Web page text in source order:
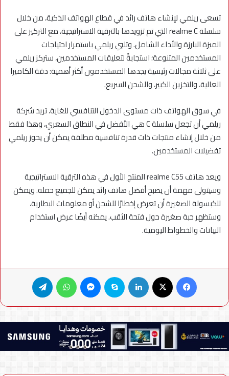
تسعى ريلمي لإنشاء هاتف رائد في قطاع الهواتف الذكية، من خلال
سلسلة realme C التي تم تزويدها بالترقية الاستراتيجية، مع التركيز على
الميزة البارزة والأداء الشامل. وتلبي ريلمي باستمرار احتياجات
المستخدمين المتنوعة؛ استجابةً لتعليقات المستخدمين، ستركز ريلمي
على ثلاثة مجالات رئيسية يجدها المستخدمون أكثر أهمية: دقة الكاميرا
العالية، والتخزين الكبير، والشحن السريع.
في سوق الهواتف ذات مستوى الدخول التنافسي للغاية، تريد شركة
ريلمي أن تجعل سلسلة C هي الأفضل في النطاق السعري، وهذا فقط
من خلال إنشاء منتجات ذات قدرة تنافسية مطلقة يمكن أن يحوز ريلمي
تفضيلات المستخدمين.
ويعد هاتف realme C55 المنتج الأول في هذه الترقية الاستراتيجية
وسيتولى مهمة أن يصبح أفضل هاتف رائد يمكن للجميع حمله. ويمكن
للكبسولة الصغيرة أن تعرض إخطارًا للشحن أو معلومات البطارية،
وستظهر حبة صغيرة حول فتحة الثقب. يمكنه أيضًا عرض استخدام
البيانات والخطواط اليومية.
فيسبوك لينكدإن سكايب ماسنجر واتساب